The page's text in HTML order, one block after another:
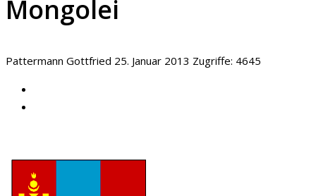
Mongolei
Pattermann Gottfried 25. Januar 2013 Zugriffe: 4645